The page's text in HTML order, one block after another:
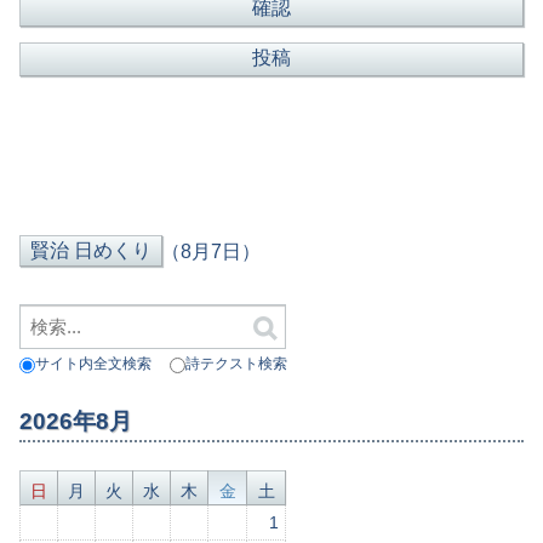
（8月7日）
サイト内全文検索 詩テクスト検索
2026年8月
日 月 火 水 木 金
土
1